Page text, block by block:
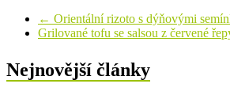
← Orientální rizoto s dýňovými
Grilované tofu se salsou z červené
Nejnovější články